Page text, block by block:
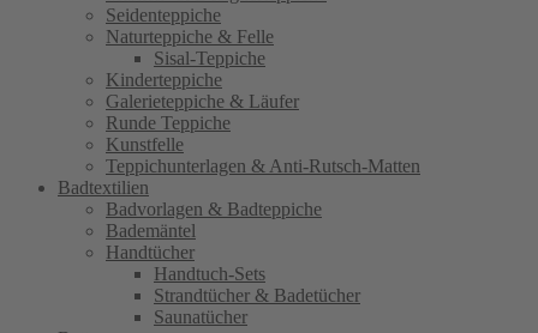
Seidenteppiche
Naturteppiche & Felle
Sisal-Teppiche
Kinderteppiche
Galerieteppiche & Läufer
Runde Teppiche
Kunstfelle
Teppichunterlagen & Anti-Rutsch-Matten
Badtextilien
Badvorlagen & Badteppiche
Bademäntel
Handtücher
Handtuch-Sets
Strandtücher & Badetücher
Saunatücher